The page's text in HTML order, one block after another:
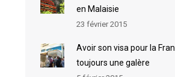
en Malaisie
23 février 2015
Avoir son visa pour la
toujours une galère